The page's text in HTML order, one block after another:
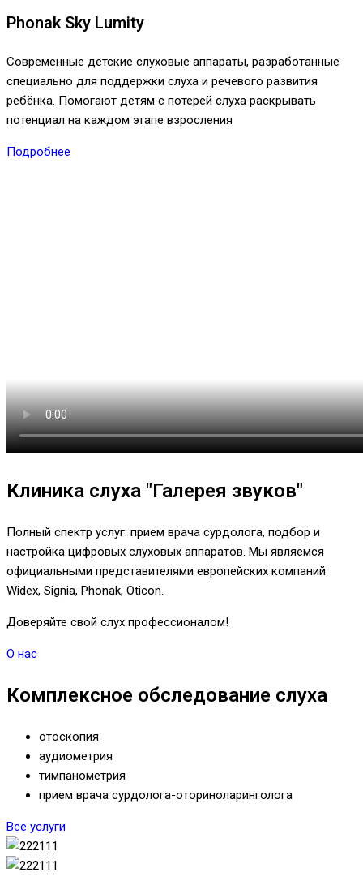
Phonak Sky Lumity
Современные детские слуховые аппараты, разработанные
специально для поддержки слуха и речевого развития
ребёнка. Помогают детям с потерей слуха раскрывать
потенциал на каждом этапе взросления
Подробнее
Клиника слуха "Галерея звуков"
Полный спектр услуг: прием врача сурдолога, подбор и
настройка цифровых слуховых аппаратов. Мы являемся
официальными представителями европейских компаний
Widex, Signia, Phonak, Oticon.
Доверяйте свой слух профессионалом!
О нас
Комплексное обследование слуха
отоскопия
аудиометрия
тимпанометрия
прием врача сурдолога-оториноларинголога
Все услуги